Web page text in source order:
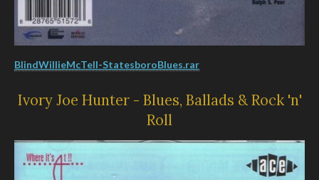
BlindWillieMcTell-StatesboroBlues.rar
Ivory Joe Hunter - Blues, Ballads & Rock 'n'
Roll